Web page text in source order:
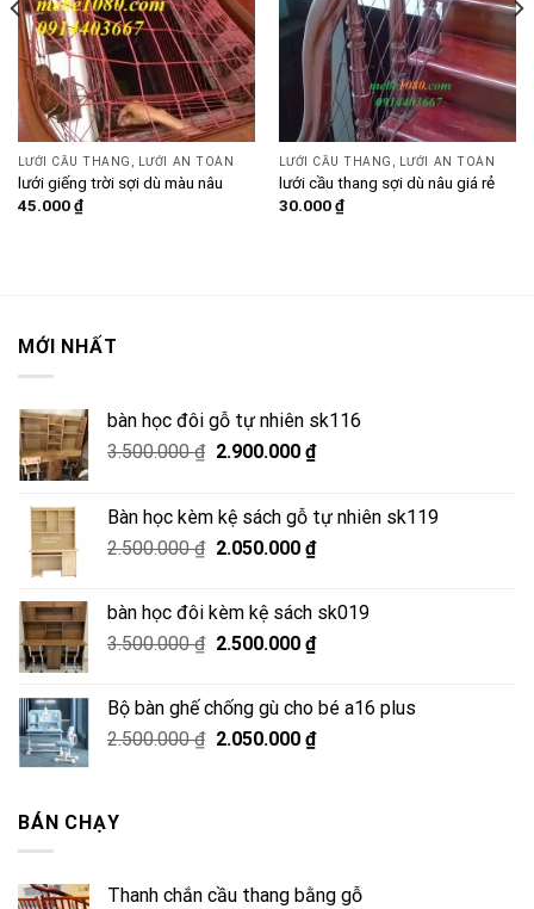
LƯỚI CẦU THANG, LƯỚI AN TOÀN
lưới giếng trời sợi dù màu nâu
45.000₫
LƯỚI CẦU THANG, LƯỚI AN TOÀN
lưới cầu thang sợi dù nâu giá rẻ
30.000₫
MỚI NHẤT
bàn học đôi gỗ tự nhiên sk116
3.500.000₫ Giá
3.500.000 ₫.
2.900.000 ₫Giá
là:
2.900.000 ₫.
Bàn học kèm kệ sách gỗ tự nhiên sk119
2.500.000₫ Giá
2.500.000 ₫.
2.050.000 ₫Giá
là:
2.050.000 ₫.
bàn học đôi kèm kệ sách sk019
3.500.000₫ Giá
3.500.000 ₫.
2.500.000 ₫Giá
là:
2.500.000 ₫.
Bộ bàn ghế chống gù cho bé a16 plus
2.500.000₫ Giá
2.050.000 ₫Giá
BÁN CHẠY
Thanh chắn cầu thang bằng gỗ